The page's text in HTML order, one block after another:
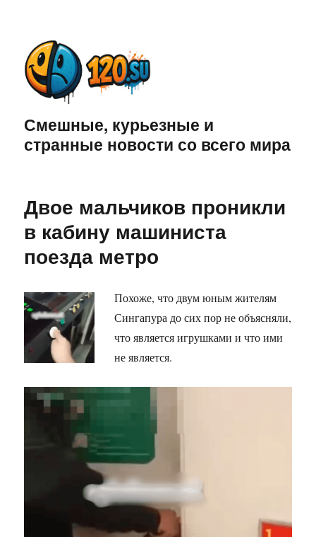
Смешные, курьезные и
странные новости со всего мира
Двое мальчиков проникли
в кабину машиниста
поезда метро
Похоже, что двум юным жителям
Сингапура до сих пор не объясняли,
что является игрушками и что ими
не является.